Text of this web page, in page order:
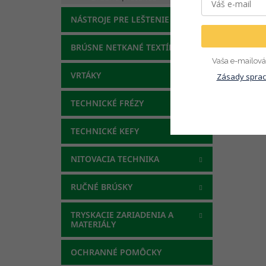
NÁSTROJE PRE LEŠTENIE
BRÚSNE NETKANÉ TEXTÍLIE
VRTÁKY
TECHNICKÉ FRÉZY
TECHNICKÉ KEFY
NITOVACIA TECHNIKA
RUČNÉ BRÚSKY
TRYSKACIE ZARIADENIA A
MATERIÁLY
OCHRANNÉ POMÔCKY
Vaša e-
Zásady